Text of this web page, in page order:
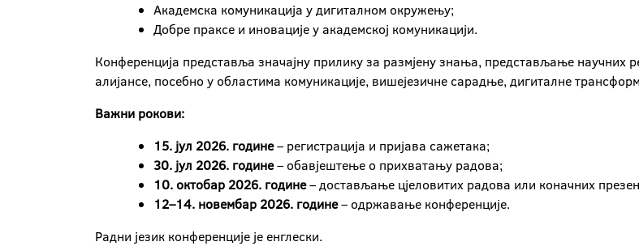
Академска комуникација у дигиталном окружењу;
Добре праксе и иновације у академској комуникацији.
Конференција представља значајну прилику за размјену знања, представљање научних
алијансе, посебно у областима комуникације, вишејезичне сарадње, дигиталне
Важни рокови:
15. јул 2026. године– регистрација и пријава сажетака;
30. јул 2026. године– обавјештење о прихватању радова;
10. октобар 2026. године– достављање цјеловитих радова или коначних
12–14. новембар 2026. године– одржавање конференције.
Радни језик конференције је енглески.